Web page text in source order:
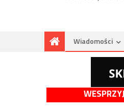
Wiadomości